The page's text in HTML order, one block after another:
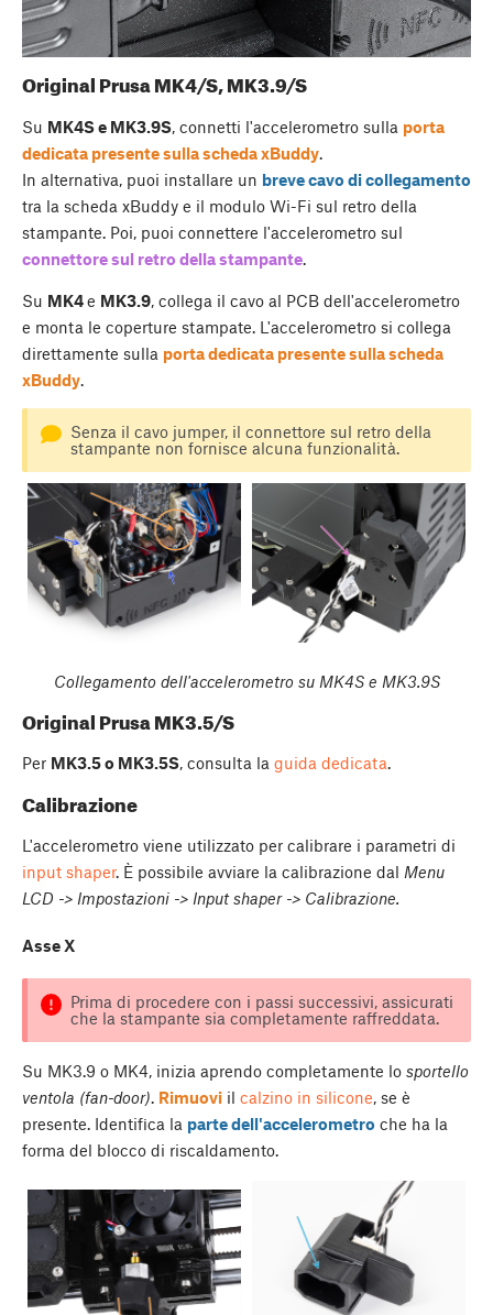
Original Prusa MK4/S, MK3.9/S
Su MK4S e MK3.9S, connetti l'accelerometro sulla porta
dedicata presente sulla scheda xBuddy.
In alternativa, puoi installare un breve cavo di collegamento
tra la scheda xBuddy e il modulo Wi-Fi sul retro della
stampante. Poi, puoi connettere l'accelerometro sul
connettore sul retro della stampante.
Su MK4e MK3.9, collega il cavo al PCB dell'accelerometro
e monta le coperture stampate. L'accelerometro si collega
direttamente sulla porta dedicata presente sulla scheda
xBuddy.
Senza il cavo jumper, il connettore sul retro della
stampante non fornisce alcuna funzionalità.
Collegamento dell'accelerometro su MK4S e MK3.9S
Original Prusa MK3.5/S
Per MK3.5 o MK3.5S, consulta la guida dedicata.
Calibrazione
L'accelerometro viene utilizzato per calibrare i parametri di
input shaper. È possibile avviare la calibrazione dal Menu
LCD -> Impostazioni -> Input shaper -> Calibrazione.
Asse X
Prima di procedere con i passi successivi, assicurati
che la stampante sia completamente raffreddata.
Su MK3.9 o MK4, inizia aprendo completamente lo sportello
ventola (fan-door). Rimuovi il calzino in silicone, se è
presente. Identifica la parte dell'accelerometro che ha la
forma del blocco di riscaldamento.